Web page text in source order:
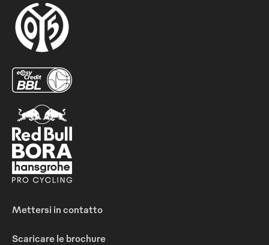
Mettersi in contatto
Scaricare le brochure